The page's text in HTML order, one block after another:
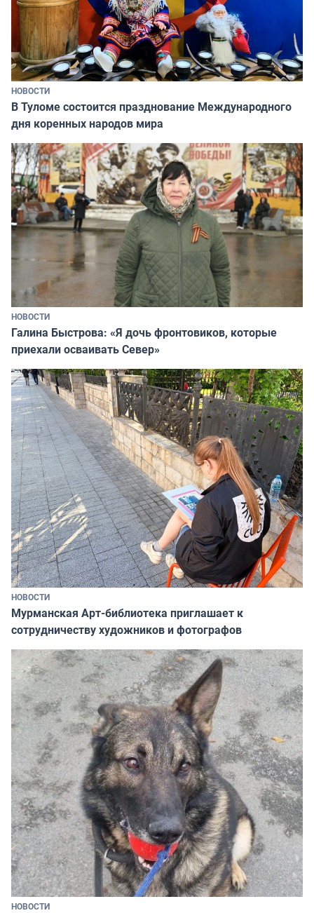
НОВОСТИ
В Туломе состоится празднование Международного
дня коренных народов мира
НОВОСТИ
Галина Быстрова: «Я дочь фронтовиков, которые
приехали осваивать Север»
НОВОСТИ
Мурманская Арт-библиотека приглашает к
сотрудничеству художников и фотографов
НОВОСТИ